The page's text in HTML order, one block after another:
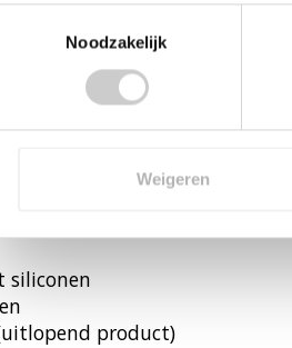
Noodzakelijk
Weigeren
(2)
op de kleine inlaatpijp van
siliconen
product)